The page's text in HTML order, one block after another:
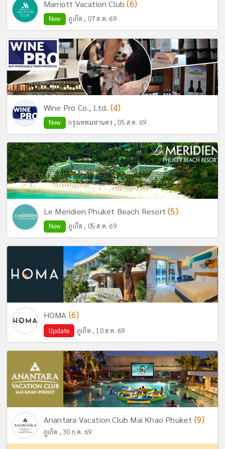
Marriott Vacation Club(6)
New ภูเก็ต , 07 ส.ค. 69
Wine Pro Co., Ltd. (4)
New กรุงเทพมหานคร , 05 ส.ค. 69
Le Meridien Phuket Beach Resort(5)
New ภูเก็ต , 05 ส.ค. 69
HOMA (6)
Update ภูเก็ต , 10 ส.ค. 69
Anantara Vacation Club Mai Khao Phuket (9)
ภูเก็ต , 30 ก.ค. 69